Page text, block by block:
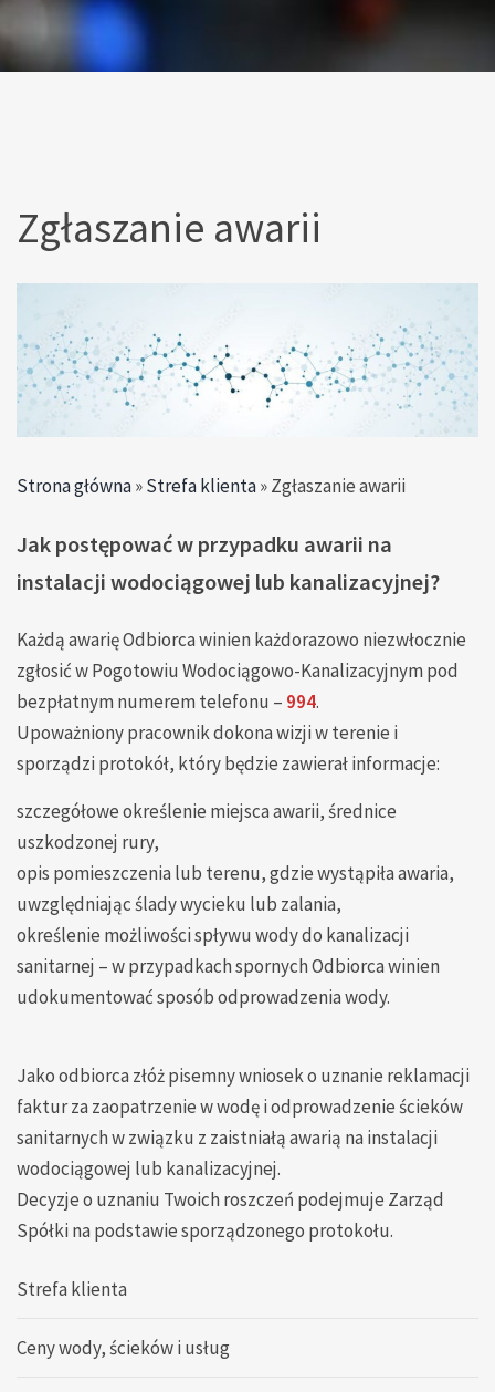
Zgłaszanie awarii
Strona główna»Strefa klienta»Zgłaszanie awarii
Jak postępować w przypadku awarii na
instalacji wodociągowej lub kanalizacyjnej?
Każdą awarię Odbiorca winien każdorazowo niezwłocznie
zgłosić w Pogotowiu Wodociągowo-Kanalizacyjnym pod
bezpłatnym numerem telefonu – 994.
Upoważniony pracownik dokona wizji w terenie i
sporządzi protokół, który będzie zawierał informacje:
szczegółowe określenie miejsca awarii, średnice
uszkodzonej rury,
opis pomieszczenia lub terenu, gdzie wystąpiła awaria,
uwzględniając ślady wycieku lub zalania,
określenie możliwości spływu wody do kanalizacji
sanitarnej – w przypadkach spornych Odbiorca winien
udokumentować sposób odprowadzenia wody.
Jako odbiorca złóż pisemny wniosek o uznanie reklamacji
faktur za zaopatrzenie w wodę i odprowadzenie ścieków
sanitarnych w związku z zaistniałą awarią na instalacji
wodociągowej lub kanalizacyjnej.
Decyzje o uznaniu Twoich roszczeń podejmuje Zarząd
Spółki na podstawie sporządzonego protokołu.
Strefa klienta
Ceny wody, ścieków i usług